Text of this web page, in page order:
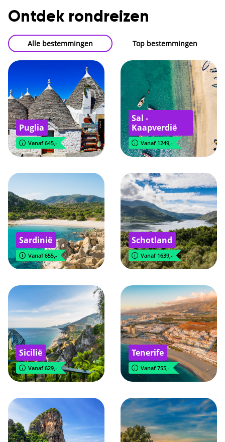
Ontdek rondreizen
Alle bestemmingen Top bestemmingen
Puglia
Vanaf 645,-
Sal -
Kaapverdië
Vanaf 1249,-
Sardinië
Vanaf 655,-
Schotland
Vanaf 1639,-
Sicilië
Vanaf 629,-
Tenerife
Vanaf 755,-